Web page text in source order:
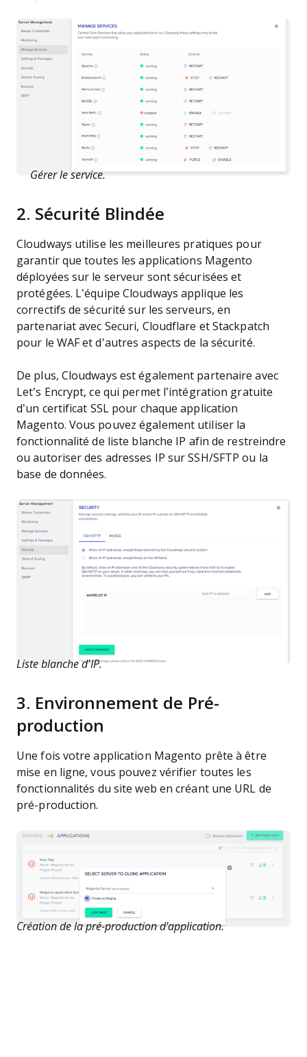
Gérer le service.
2. Sécurité Blindée
Cloudways utilise les meilleures pratiques pour
garantir que toutes les applications Magento
déployées sur le serveur sont sécurisées et
protégées. L’équipe Cloudways applique les
correctifs de sécurité sur les serveurs, en
partenariat avec Securi, Cloudflare et Stackpatch
pour le WAF et d'autres aspects de la sécurité.
De plus, Cloudways est également partenaire avec
Let’s Encrypt, ce qui permet l’intégration gratuite
d’un certificat SSL pour chaque application
Magento. Vous pouvez également utiliser la
fonctionnalité de liste blanche IP afin de restreindre
ou autoriser des adresses IP sur SSH/SFTP ou la
base de données.
Liste blanche d’IP.
3. Environnement de Pré-
production
Une fois votre application Magento prête à être
mise en ligne, vous pouvez vérifier toutes les
fonctionnalités du site web en créant une URL de
pré-production.
Création de la pré-production d'application.